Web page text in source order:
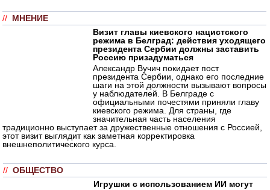
// МНЕНИЕ
Визит главы киевского нацистского
режима в Белград: действия уходящего
президента Сербии должны заставить
Россию призадуматься
Александр Вучич покидает пост
президента Сербии, однако его последние
шаги на этой должности вызывают вопросы
у наблюдателей. В Белграде с
официальными почестями приняли главу
киевского режима. Для страны, где
значительная часть населения
традиционно выступает за дружественные отношения с Россией,
этот визит выглядит как заметная корректировка
внешнеполитического курса.
// ОБЩЕСТВО
Игрушки с использованием ИИ могут